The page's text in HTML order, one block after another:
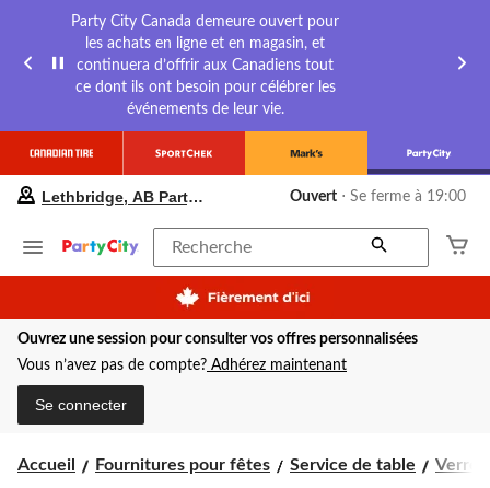
Party City Canada demeure ouvert pour
les achats en ligne et en magasin, et
continuera d’offrir aux Canadiens tout
ce dont ils ont besoin pour célébrer les
événements de leur vie.
préféré
Lethbridge,
Party
City,
courament
Ouvert,
cliquer
Lethbridge, AB Party City Ouvert ⋅ Se ferme à 19:00
Recherche
Ouvrez une session pour consulter vos offres personnalisées
Vous n’avez pas de compte? Adhérez maintenant
Se connecter
Accueil Fournitures pour fêtes Service de table Verres